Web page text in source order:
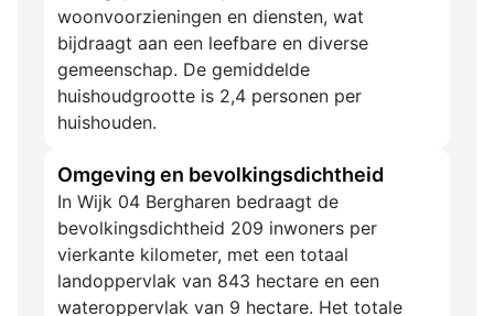
woonvoorzieningen en diensten, wat
bijdraagt aan een leefbare en diverse
gemeenschap. De gemiddelde
huishoudgrootte is 2,4 personen per
huishouden.
Omgeving en bevolkingsdichtheid
In Wijk 04 Bergharen bedraagt de
bevolkingsdichtheid 209 inwoners per
vierkante kilometer, met een totaal
landoppervlak van 843 hectare en een
wateroppervlak van 9 hectare. Het totale